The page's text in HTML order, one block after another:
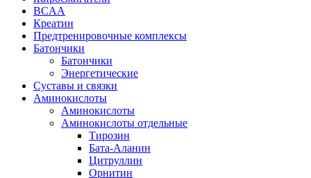
BCAA
Креатин
Предтренировочные комплексы
Батончики
Батончики
Энергетические
Суставы и связки
Аминокислоты
Аминокислоты
Аминокислоты отдельные
Тирозин
Бата-Аланин
Цитруллин
Орнитин